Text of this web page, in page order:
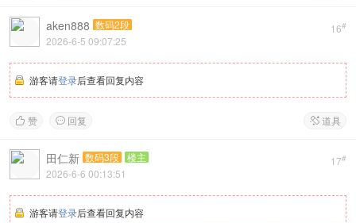
16#
aken888 数码2段
2026-6-5 09:07:25
游客请登录后查看回复内容
 赞  回复  道具
17#
田仁新 数码3段 楼主
2026-6-6 00:13:51
游客请登录后查看回复内容